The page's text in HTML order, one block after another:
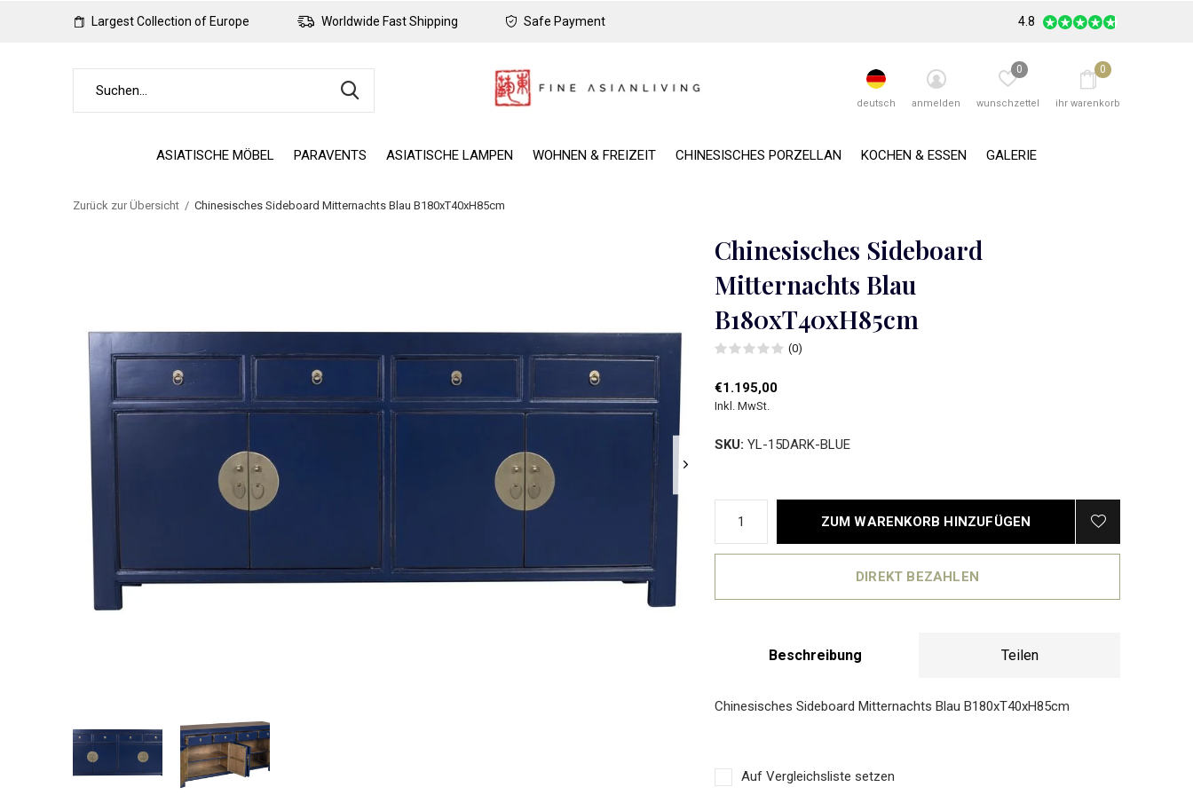
ASIATISCHE MÖBEL PARAVENTS ASIATISCHE LAMPEN WOHNEN & FREIZEIT CHINESISCHES PORZELLAN KOCHEN & ESSEN GALERIE
deutsch anmelden wunschzettel
0
ihr warenkorb
0
Largest Collection of Europe Worldwide Fast Shipping Safe Payment 4.8
Zurück zur Übersicht Chinesisches Sideboard Mitternachts Blau B180xT40xH85cm
Chinesisches Sideboard
Mitternachts Blau
B180xT40xH85cm
(0)
€1.195,00
Inkl. MwSt.
SKU: YL-15DARK-BLUE
ZUM WARENKORB HINZUFÜGEN
DIREKT BEZAHLEN
Beschreibung Teilen
Chinesisches Sideboard Mitternachts Blau B180xT40xH85cm
Auf Vergleichsliste setzen